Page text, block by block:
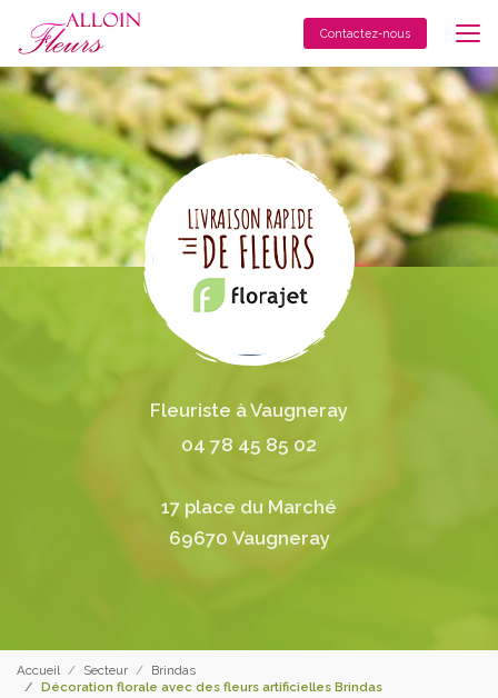
contenu
principal
Contactez-nous
Fleuriste à Vaugneray
04 78 45 85 02
17 place du Marché
69670 Vaugneray
Accueil Secteur
Brindas
Décoration florale avec des fleurs artificielles Brindas